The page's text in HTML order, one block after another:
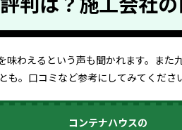
わえるという声も聞かれます。ま
。口コミなど参考にしてみてくださ
コンテナハウスの